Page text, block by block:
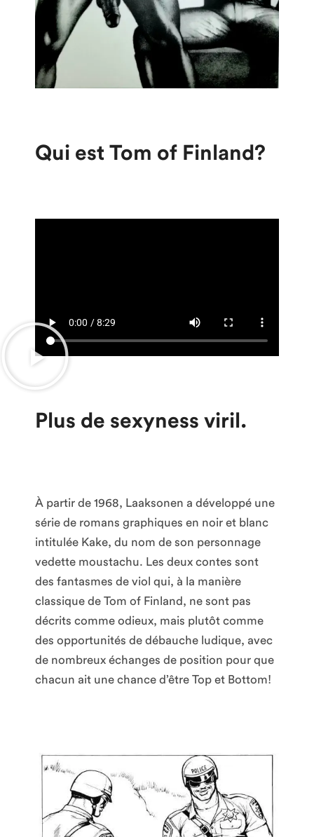
Qui est Tom of Finland?
Plus de sexyness viril.
À partir de 1968, Laaksonen a développé une
série de romans graphiques en noir et blanc
intitulée Kake, du nom de son personnage
vedette moustachu. Les deux contes sont
des fantasmes de viol qui, à la manière
classique de Tom of Finland, ne sont pas
décrits comme odieux, mais plutôt comme
des opportunités de débauche ludique, avec
de nombreux échanges de position pour que
chacun ait une chance d’être Top et Bottom!